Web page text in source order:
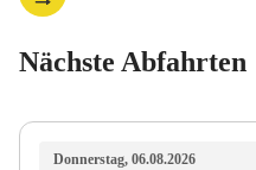
Nächste Abfahrten
Donnerstag, 06.08.2026